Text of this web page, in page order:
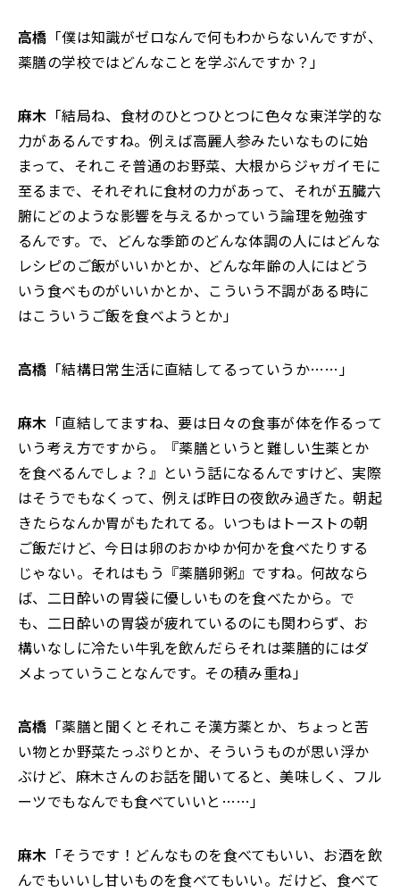
高橋 「僕は知識がゼロなんで何もわからないんですが、
薬膳の学校ではどんなことを学ぶんですか？」
麻木 「結局ね、食材のひとつひとつに色々な東洋学的な
力があるんですね。例えば高麗人参みたいなものに始
まって、それこそ普通のお野菜、大根からジャガイモに
至るまで、それぞれに食材の力があって、それが五臓六
腑にどのような影響を与えるかっていう論理を勉強す
るんです。で、どんな季節のどんな体調の人にはどんな
レシピのご飯がいいかとか、どんな年齢の人にはどう
いう食べものがいいかとか、こういう不調がある時に
はこういうご飯を食べようとか」
高橋 「結構日常生活に直結してるっていうか……」
麻木 「直結してますね、要は日々の食事が体を作るって
いう考え方ですから。『薬膳というと難しい生薬とか
を食べるんでしょ？』という話になるんですけど、実際
はそうでもなくって、例えば昨日の夜飲み過ぎた。朝起
きたらなんか胃がもたれてる。いつもはトーストの朝
ご飯だけど、今日は卵のおかゆか何かを食べたりする
じゃない。それはもう『薬膳卵粥』ですね。何故なら
ば、二日酔いの胃袋に優しいものを食べたから。で
も、二日酔いの胃袋が疲れているのにも関わらず、お
構いなしに冷たい牛乳を飲んだらそれは薬膳的にはダ
メよっていうことなんです。その積み重ね」
高橋 「薬膳と聞くとそれこそ漢方薬とか、ちょっと苦
い物とか野菜たっぷりとか、そういうものが思い浮か
ぶけど、麻木さんのお話を聞いてると、美味しく、フル
ーツでもなんでも食べていいと……」
麻木 「そうです！どんなものを食べてもいい、お酒を飲
んでもいいし甘いものを食べてもいい。だけど、食べて